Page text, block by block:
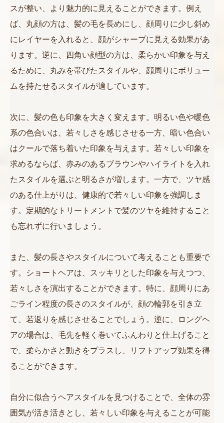
スが整い、より魅力的に見えることができます。例え
ば、丸顔の方は、髪の毛を長めにし、顔周りに少し斜め
にレイヤーを入れると、顔がシャープに見える効果があ
ります。逆に、四角い顔型の方は、柔らかい印象を与え
るために、丸みを帯びたスタイルや、顔周りにボリュー
ムを持たせるスタイルが適しています。
次に、髪の色も印象を大きく変えます。明るい色や暖色
系の色合いは、若々しさを感じさせる一方、暗い色合い
はクールで落ち着いた印象を与えます。若々しい印象を
求めるならば、赤みのあるブラウンやハイライトを入れ
たスタイルを選ぶと明るさが増します。一方で、ツヤ感
のある仕上がりは、健康的で若々しい印象を強調しま
す。定期的なトリートメントで髪のツヤを維持すること
も忘れずに行いましょう。
また、髪の長さやスタイルについて考えることも重要で
す。ショートヘアは、スッキリとした印象を与えつつ、
若々しさを演出することができます。特に、顔周りにあ
ごライン程度の長さのスタイルが、顔の輪郭を引き立
て、若返りを感じさせることでしょう。逆に、ロングヘ
アの場合は、毛先を軽く巻いてふんわりと仕上げること
で、柔らかさと動きをプラスし、リフトアップ効果を得
ることができます。
自分に似合うヘアスタイルを見つけることで、全体の雰
囲気が活き活きとし、若々しい印象を与えることが可能